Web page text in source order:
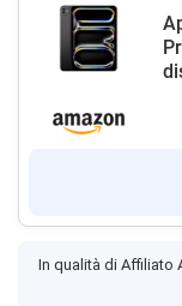
In qualità di Affiliato